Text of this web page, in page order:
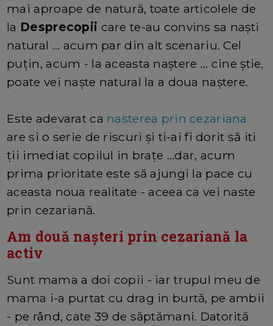
mai aproape de natură, toate articolele de
la Desprecopii care te-au convins sa naști
natural ... acum par din alt scenariu. Cel
puțin, acum - la aceasta naștere ... cine știe,
poate vei naște natural la a doua naștere.
Este adevarat ca nasterea prin cezariana
are si o serie de riscuri și ti-ai fi dorit să iti
ții imediat copilul in brațe ...dar, acum
prima prioritate este să ajungi la pace cu
aceasta noua realitate - aceea ca vei naste
prin cezariană.
Am două nașteri prin cezariană la
activ
Sunt mama a doi copii - iar trupul meu de
mama i-a purtat cu drag in burtă, pe ambii
- pe rând, cate 39 de săptămani. Datorită